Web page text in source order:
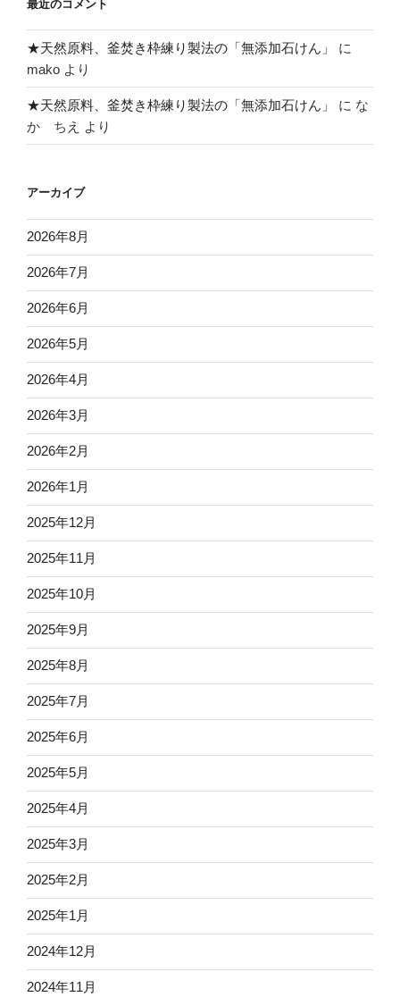
最近のコメント
★天然原料、釜焚き枠練り製法の「無添加石けん」
に
mako より
★天然原料、釜焚き枠練り製法の「無添加石けん」 に な
か ちえ
より
アーカイブ
2026年8月
2026年7月
2026年6月
2026年5月
2026年4月
2026年3月
2026年2月
2026年1月
2025年12月
2025年11月
2025年10月
2025年9月
2025年8月
2025年7月
2025年6月
2025年5月
2025年4月
2025年3月
2025年2月
2025年1月
2024年12月
2024年11月